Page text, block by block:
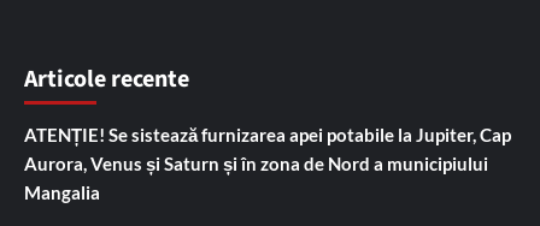
Articole recente
ATENȚIE! Se sistează furnizarea apei potabile la Jupiter, Cap
Aurora, Venus și Saturn și în zona de Nord a municipiului
Mangalia